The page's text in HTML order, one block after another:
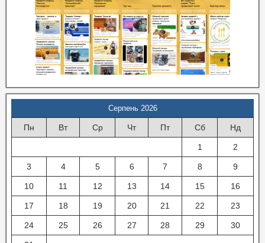
Серпень 2026
Пн Вт Ср Чт Пт Сб Нд
1 2
3 4 5 6 7 8 9
10 11 12 13 14 15 16
17 18 19 20 21 22 23
24 25 26 27 28 29 30